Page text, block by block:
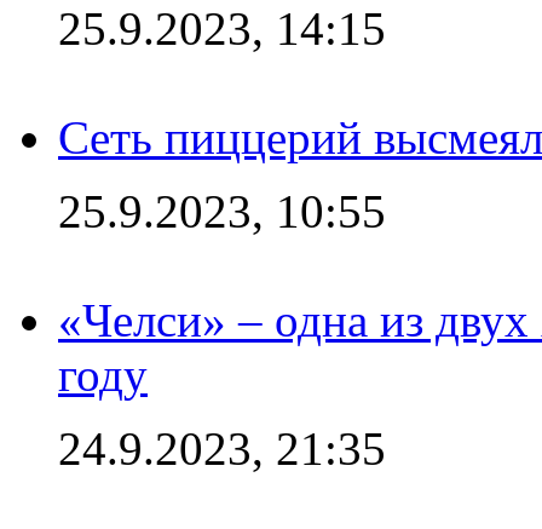
25.9.2023, 14:15
Сеть пиццерий
25.9.2023, 10:55
«Челси» – одна из
году
24.9.2023, 21:35